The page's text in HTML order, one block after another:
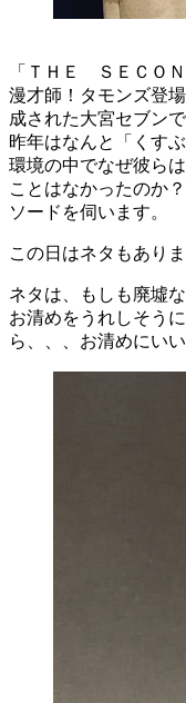
「ＴＨＥ ＳＥＣＯ
漫才師！タモンズ登
成された大宮セブン
昨年はなんと「くす
環境の中でなぜ彼ら
ことはなかったのか
ソードを伺います。
この日はネタもありま
ネタは、もしも廃墟
お清めをうれしそう
ら、、、お清めにい